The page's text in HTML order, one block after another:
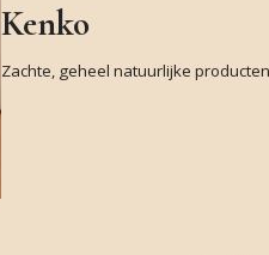
Kenko
Zachte, geheel natuurlijke